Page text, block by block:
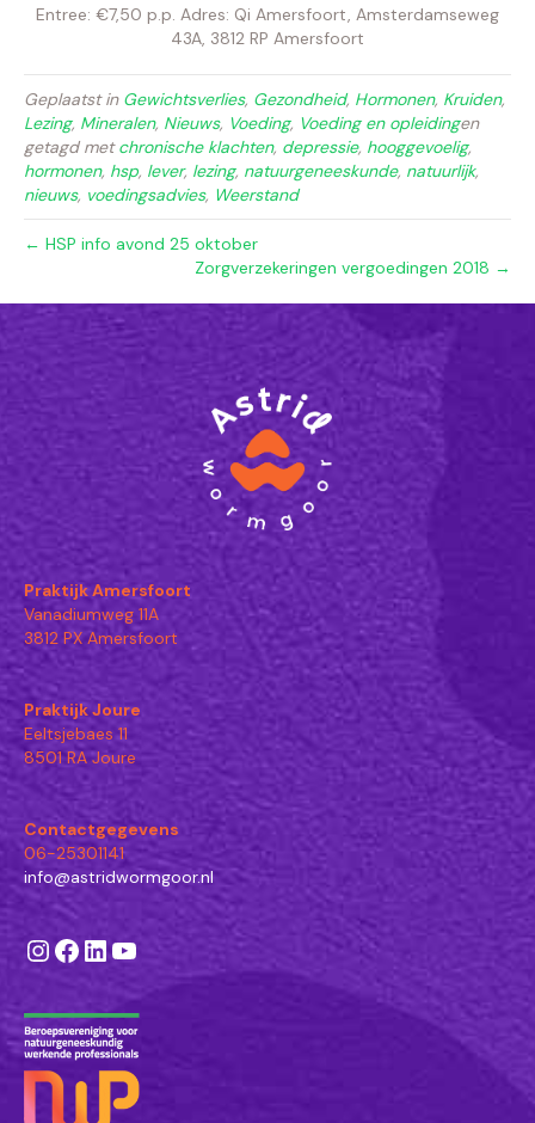
Entree: €7,50 p.p. Adres: Qi Amersfoort, Amsterdamseweg
43A, 3812 RP Amersfoort
Geplaatst in Gewichtsverlies, Gezondheid, Hormonen, Kruiden,
Lezing, Mineralen, Nieuws, Voeding, Voeding en opleidingen
getagd metchronische klachten, depressie, hooggevoelig,
hormonen, hsp, lever, lezing, natuurgeneeskunde, natuurlijk,
nieuws, voedingsadvies, Weerstand
← HSP info avond 25 oktober
Zorgverzekeringen vergoedingen 2018 →
Praktijk Amersfoort
Vanadiumweg 11A
3812 PX Amersfoort
Praktijk Joure
Eeltsjebaes 11
8501 RA Joure
Contactgegevens
06-25301141
info@astridwormgoor.nl
Instagram
Facebook
LinkedIn
YouTube